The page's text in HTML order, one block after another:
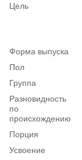
Цель
Форма выпуска
Пол
Группа
Разновидность
по
происхождению
Порция
Усвоение